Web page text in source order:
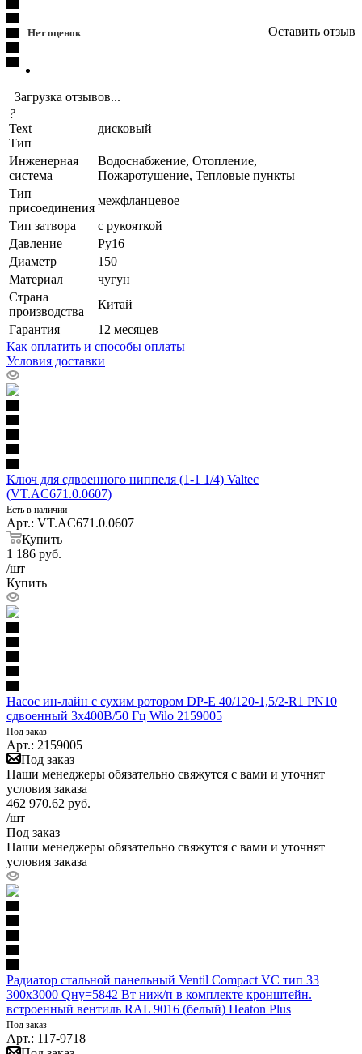
Нет оценок Оставить отзыв
Загрузка отзывов...
?
Text
Тип
дисковый
Инженерная
система
Водоснабжение, Отопление,
Пожаротушение, Тепловые пункты
Тип
присоединения
межфланцевое
Тип затвора
с рукояткой
Давление
Ру16
Диаметр
150
Материал
чугун
Страна
производства
Китай
Гарантия
12 месяцев
Как оплатить и способы оплаты
Условия доставки
Ключ для сдвоенного ниппеля (1-1 1/4) Valtec
(VT.AC671.0.0607)
Есть в наличии
Арт.: VT.AC671.0.0607
Купить
1 186 руб.
/шт
Купить
Насос ин-лайн с сухим ротором DP-E 40/120-1,5/2-R1 PN10
сдвоенный 3х400В/50 Гц Wilo 2159005
Под заказ
Арт.: 2159005
Под заказ
Наши менеджеры обязательно свяжутся с вами и уточнят
условия заказа
462 970.62 руб.
/шт
Под заказ
Наши менеджеры обязательно свяжутся с вами и уточнят
условия заказа
Радиатор стальной панельный Ventil Compact VC тип 33
300х3000 Qну=5842 Вт ниж/п в комплекте кронштейн.
встроенный вентиль RAL 9016 (белый) Heaton Plus
Под заказ
Арт.: 117-9718